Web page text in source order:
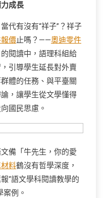
成長
代有沒有“祥子”？祥子
價止嗎？——奧迪零件
閱讀中，語理科組給
引導學生延長對外賣
體的任務、與平臺關
，讓學生從文學懂得
國民思慮。
備「牛先生，你的愛
料鶴沒有哲學深度，
“語文學科閱讀教學的
例。